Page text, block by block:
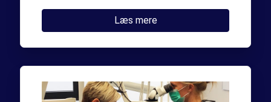
Læs mere